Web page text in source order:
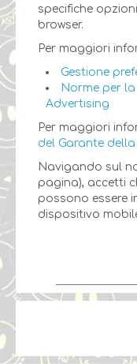
specifiche
browser.
Per maggiori
Gestione
Norme per
Advertising
Per maggiori
del Garante
Navigando sul
pagina), accetti
possono essere
dispositivo